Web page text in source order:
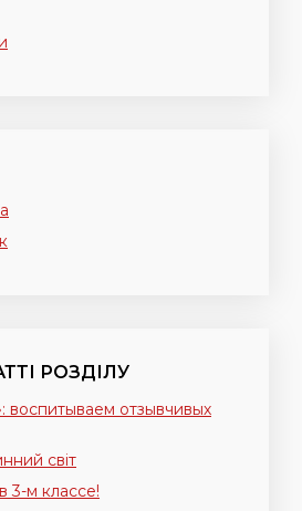
РОЗДІЛУ
отзывчивых
світ
3-м классе!